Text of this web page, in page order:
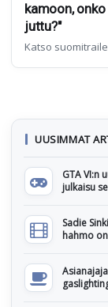
kamoon,
juttu?"
Katso
UUSIMMAT
GTA VI:n
julkaisu
Sadie
hahmo